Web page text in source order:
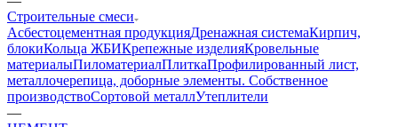
Строительные смеси
Асбестоцементная продукцияДренажная системаКирпич,
блокиКольца ЖБИКрепежные изделияКровельные
материалыПиломатериалПлиткаПрофилированный лист,
металлочерепица, доборные элементы. Собственное
производствоСортовой металлУтеплители
—